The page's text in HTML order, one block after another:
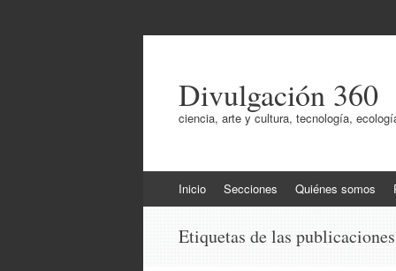
Divulgación 360
ciencia, arte y cultura, tecnología,
al
Inicio Secciones Quiénes somos
Etiquetas de las